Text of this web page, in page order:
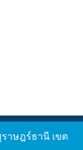
าษฎร์ธานี เขต